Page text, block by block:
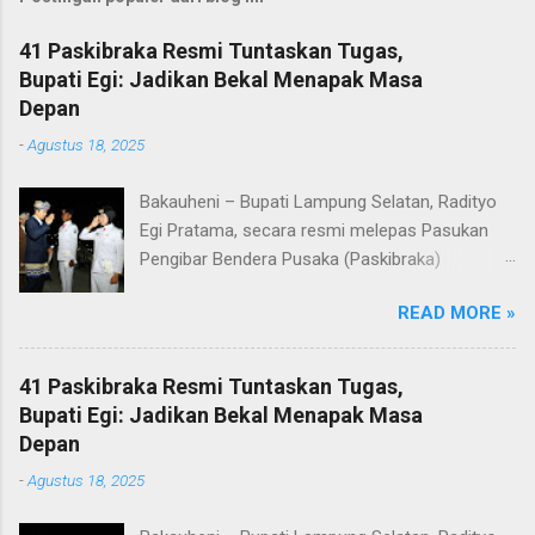
41 Paskibraka Resmi Tuntaskan Tugas,
Bupati Egi: Jadikan Bekal Menapak Masa
Depan
-Agustus 18, 2025
Bakauheni – Bupati Lampung Selatan, Radityo
Egi Pratama, secara resmi melepas Pasukan
Pengibar Bendera Pusaka (Paskibraka)
Pelepasan dilakukan usai upacara penurunan
bendera di Lapangan Menara Siger, Bakauheni,
Minggu malam (17/8/2025). Sebanyak 41
anggota Paskibraka yang sebelumnya sukses
mengibarkan Sang Saka Merah Putih pada
Indonesia di Kabupaten Lampung Selatan, kini
READ MORE »
41 Paskibraka Resmi Tuntaskan Tugas,
Bupati Egi: Jadikan Bekal Menapak Masa
Depan
-Agustus 18, 2025